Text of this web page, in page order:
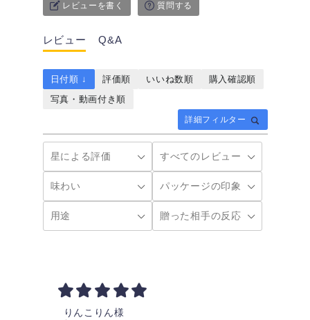
レビューを書く 質問する
レビュー Q&A
詳細フィルター
日付順 ↓ 評価順 いいね数順
購入確認順
写真・動画付き順
りんこりん様